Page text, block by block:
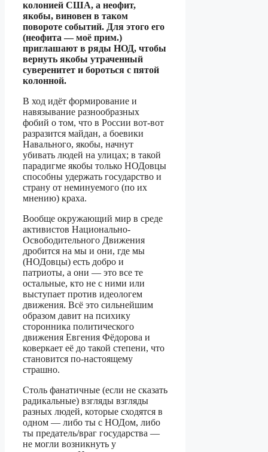
колонией США, а неофит,
якобы, виновен в таком
повороте событий. Для этого его
(неофита — моё прим.)
приглашают в ряды НОД, чтобы
вернуть якобы утраченный
суверенитет и бороться с пятой
колонной.
В ход идёт формирование и
навязывание разнообразных
фобий о том, что в России вот-вот
разразится майдан, а боевики
Навального, якобы, начнут
убивать людей на улицах; в такой
парадигме якобы только НОДовцы
способны удержать государство и
страну от неминуемого (по их
мнению) краха.
Вообще окружающий мир в среде
активистов Национально-
Освободительного Движения
дробится на мы и они, где мы
(НОДовцы) есть добро и
патриоты, а они — это все те
остальные, кто не с ними или
выступает против идеологем
движения. Всё это сильнейшим
образом давит на психику
сторонника политического
движения Евгения Фёдорова и
коверкает её до такой степени, что
становится по-настоящему
страшно.
Столь фанатичные (если не сказать
радикальные) взгляды взгляды
разных людей, которые сходятся в
одном — либо ты с НОДом, либо
ты предатель/враг государства —
не могли возникнуть у